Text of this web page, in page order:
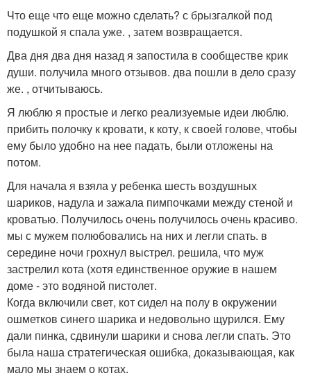
Что еще что еще можно сделать? с брызгалкой под
подушкой я спала уже. , затем возвращается.
Два дня два дня назад я запостила в сообществе крик
души. получила много отзывов. два пошли в дело сразу
же. , отчитываюсь.
Я люблю я простые и легко реализуемые идеи люблю.
прибить полочку к кровати, к коту, к своей голове, чтобы
ему было удобно на нее падать, были отложены на
потом.
Для начала я взяла у ребенка шесть воздушных
шариков, надула и зажала пимпочками между стеной и
кроватью. Получилось очень получилось очень красиво.
мы с мужем полюбовались на них и легли спать. в
середине ночи грохнул выстрел. решила, что муж
застрелил кота (хотя единственное оружие в нашем
доме - это водяной пистолет.
Когда включили свет, кот сидел на полу в окружении
ошметков синего шарика и недовольно щурился. Ему
дали пинка, сдвинули шарики и снова легли спать. Это
была наша стратегическая ошибка, доказывающая, как
мало мы знаем о котах.